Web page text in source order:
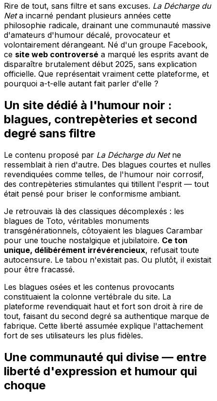
Rire de tout, sans filtre et sans excuses. La Décharge du
Neta incarné pendant plusieurs années cette
philosophie radicale, drainant une communauté massive
d'amateurs d'humour décalé, provocateur et
volontairement dérangeant. Né d'un groupe Facebook,
ce site web controversé a marqué les esprits avant de
disparaître brutalement début 2025, sans explication
officielle. Que représentait vraiment cette plateforme, et
pourquoi a-t-elle autant fait parler d'elle ?
Un site dédié à l'humour noir :
blagues, contrepèteries et second
degré sans filtre
Le contenu proposé par La Décharge du Netne
ressemblait à rien d'autre. Des blagues courtes et nulles
revendiquées comme telles, de l'humour noir corrosif,
des contrepèteries stimulantes qui titillent l'esprit — tout
était pensé pour briser le conformisme ambiant.
Je retrouvais là des classiques décomplexés : les
blagues de Toto, véritables monuments
transgénérationnels, côtoyaient les blagues Carambar
pour une touche nostalgique et jubilatoire. Ce ton
unique, délibérément irrévérencieux, refusait toute
autocensure. Le tabou n'existait pas. Ou plutôt, il existait
pour être fracassé.
Les blagues osées et les contenus provocants
constituaient la colonne vertébrale du site. La
plateforme revendiquait haut et fort son droit à rire de
tout, faisant du second degré sa authentique marque de
fabrique. Cette liberté assumée explique l'attachement
fort de ses utilisateurs les plus fidèles.
Une communauté qui divise — entre
liberté d'expression et humour qui
choque